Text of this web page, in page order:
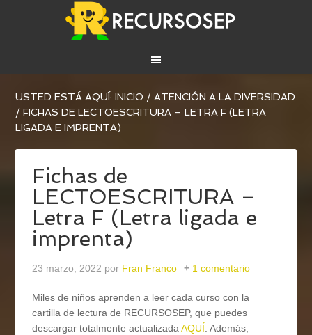
USTED ESTÁ AQUÍ:INICIO / ATENCIÓN A LA DIVERSIDAD
/ FICHAS DE LECTOESCRITURA – LETRA F (LETRA
LIGADA E IMPRENTA)
Fichas de
LECTOESCRITURA –
Letra F (Letra ligada e
imprenta)
23 marzo, 2022 por Fran Franco 1 comentario
Miles de niños aprenden a leer cada curso con la
cartilla de lectura de RECURSOSEP, que puedes
descargar totalmente actualizadaAQUÍ. Además,